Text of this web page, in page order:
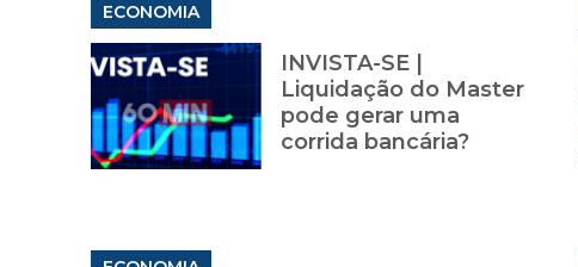
ECONOMIA
INVISTA-SE |
Liquidação do Master
pode gerar uma
corrida bancária?